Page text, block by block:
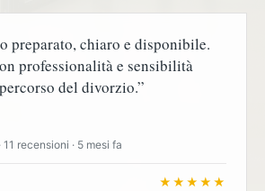
preparato, chiaro e disponibile.
professionalità e sensibilità
del divorzio.”
11 recensioni · 5 mesi fa
★★★★★